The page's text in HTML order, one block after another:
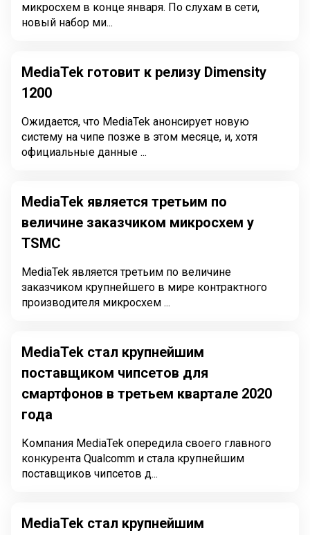
микросхем в конце января. По слухам в сети,
новый набор ми...
MediaTek готовит к релизу Dimensity
1200
Ожидается, что MediaTek анонсирует новую
систему на чипе позже в этом месяце, и, хотя
официальные данные ...
MediaTek является третьим по
величине заказчиком микросхем у
TSMC
MediaTek является третьим по величине
заказчиком крупнейшего в мире контрактного
производителя микросхем ...
MediaTek стал крупнейшим
поставщиком чипсетов для
смартфонов в третьем квартале 2020
года
Компания MediaTek опередила своего главного
конкурента Qualcomm и стала крупнейшим
поставщиков чипсетов д...
MediaTek стал крупнейшим